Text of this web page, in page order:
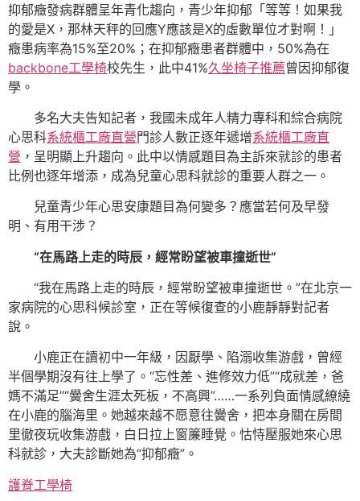
抑郁癥發病群體呈年青化趨向，青少年抑郁「等等！如果我
的愛是X，那林天秤的回應Y應該是X的虛數單位才對啊！」
癥患病率為15%至20%；在抑郁癥患者群體中，50%為在
backbone工學椅校先生，此中41%久坐椅子推薦曾因抑郁復
學。
多名大夫告知記者，我國未成年人精力專科和綜合病院
心思科系統櫃工廠直營門診人數正逐年遞增系統櫃工廠直
營 ，呈明顯上升趨向。此中以情感題目為主訴來就診的患者
比例也逐年增添，成為兒童心思科就診的重要人群之一。
兒童青少年心思安康題目為何變多？應當若何及早發
明、有用干涉？
“在馬路上走的時辰，經常盼望被車撞逝世”
“我在馬路上走的時辰，經常盼望被車撞逝世。”在北京一
家病院的心思科候診室，正在等候復查的小鹿靜靜對記者
說。
小鹿正在讀初中一年級，因厭學、陷溺收集游戲，曾經
半個學期沒有往上學了。“忘性差、進修效力低”“成就差，爸
媽不滿足”“黌舍生涯太死板，不高興”……一系列負面情感繚繞
在小鹿的腦海里。她越來越不愿意往黌舍，把本身關在房間
里徹夜玩收集游戲，白日拉上窗簾睡覺。怙恃壓服她來心思
科就診，大夫診斷她為“抑郁癥”。
護脊工學椅